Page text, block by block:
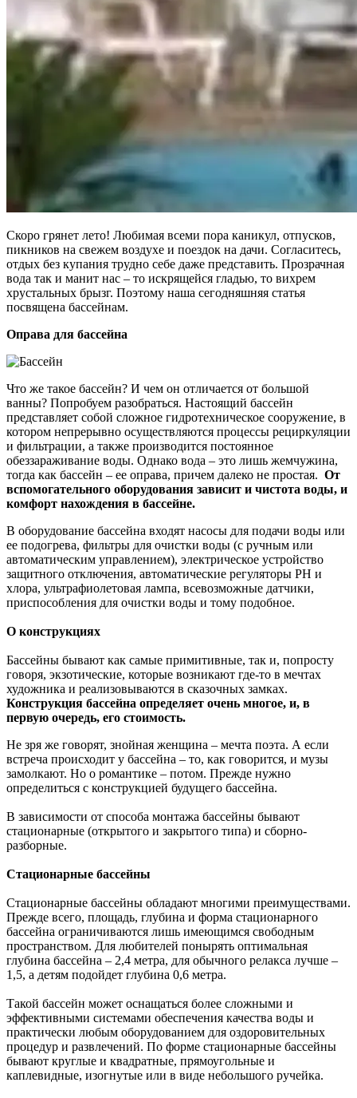
Скоро грянет лето! Любимая всеми пора каникул, отпусков,
пикников на свежем воздухе и поездок на дачи. Согласитесь,
отдых без купания трудно себе даже представить. Прозрачная
вода так и манит нас – то искрящейся гладью, то вихрем
хрустальных брызг. Поэтому наша сегодняшняя статья
посвящена бассейнам.
Оправа для бассейна
Что же такое бассейн? И чем он отличается от большой
ванны? Попробуем разобраться. Настоящий бассейн
представляет собой сложное гидротехническое сооружение, в
котором непрерывно осуществляются процессы рециркуляции
и фильтрации, а также производится постоянное
обеззараживание воды. Однако вода – это лишь жемчужина,
тогда как бассейн – ее оправа, причем далеко не простая. От
вспомогательного оборудования зависит и чистота воды, и
комфорт нахождения в бассейне.
В оборудование бассейна входят насосы для подачи воды или
ее подогрева, фильтры для очистки воды (с ручным или
автоматическим управлением), электрическое устройство
защитного отключения, автоматические регуляторы РН и
хлора, ультрафиолетовая лампа, всевозможные датчики,
приспособления для очистки воды и тому подобное.
О конструкциях
Бассейны бывают как самые примитивные, так и, попросту
говоря, экзотические, которые возникают где-то в мечтах
художника и реализовываются в сказочных замках.
Конструкция бассейна определяет очень многое, и, в
первую очередь, его стоимость.
Не зря же говорят, знойная женщина – мечта поэта. А если
встреча происходит у бассейна – то, как говорится, и музы
замолкают. Но о романтике – потом. Прежде нужно
определиться с конструкцией будущего бассейна.
В зависимости от способа монтажа бассейны бывают
стационарные (открытого и закрытого типа) и сборно-
разборные.
Стационарные бассейны
Стационарные бассейны обладают многими преимуществами.
Прежде всего, площадь, глубина и форма стационарного
бассейна ограничиваются лишь имеющимся свободным
пространством. Для любителей понырять оптимальная
глубина бассейна – 2,4 метра, для обычного релакса лучше –
1,5, а детям подойдет глубина 0,6 метра.
Такой бассейн может оснащаться более сложными и
эффективными системами обеспечения качества воды и
практически любым оборудованием для оздоровительных
процедур и развлечений. По форме стационарные бассейны
бывают круглые и квадратные, прямоугольные и
каплевидные, изогнутые или в виде небольшого ручейка.